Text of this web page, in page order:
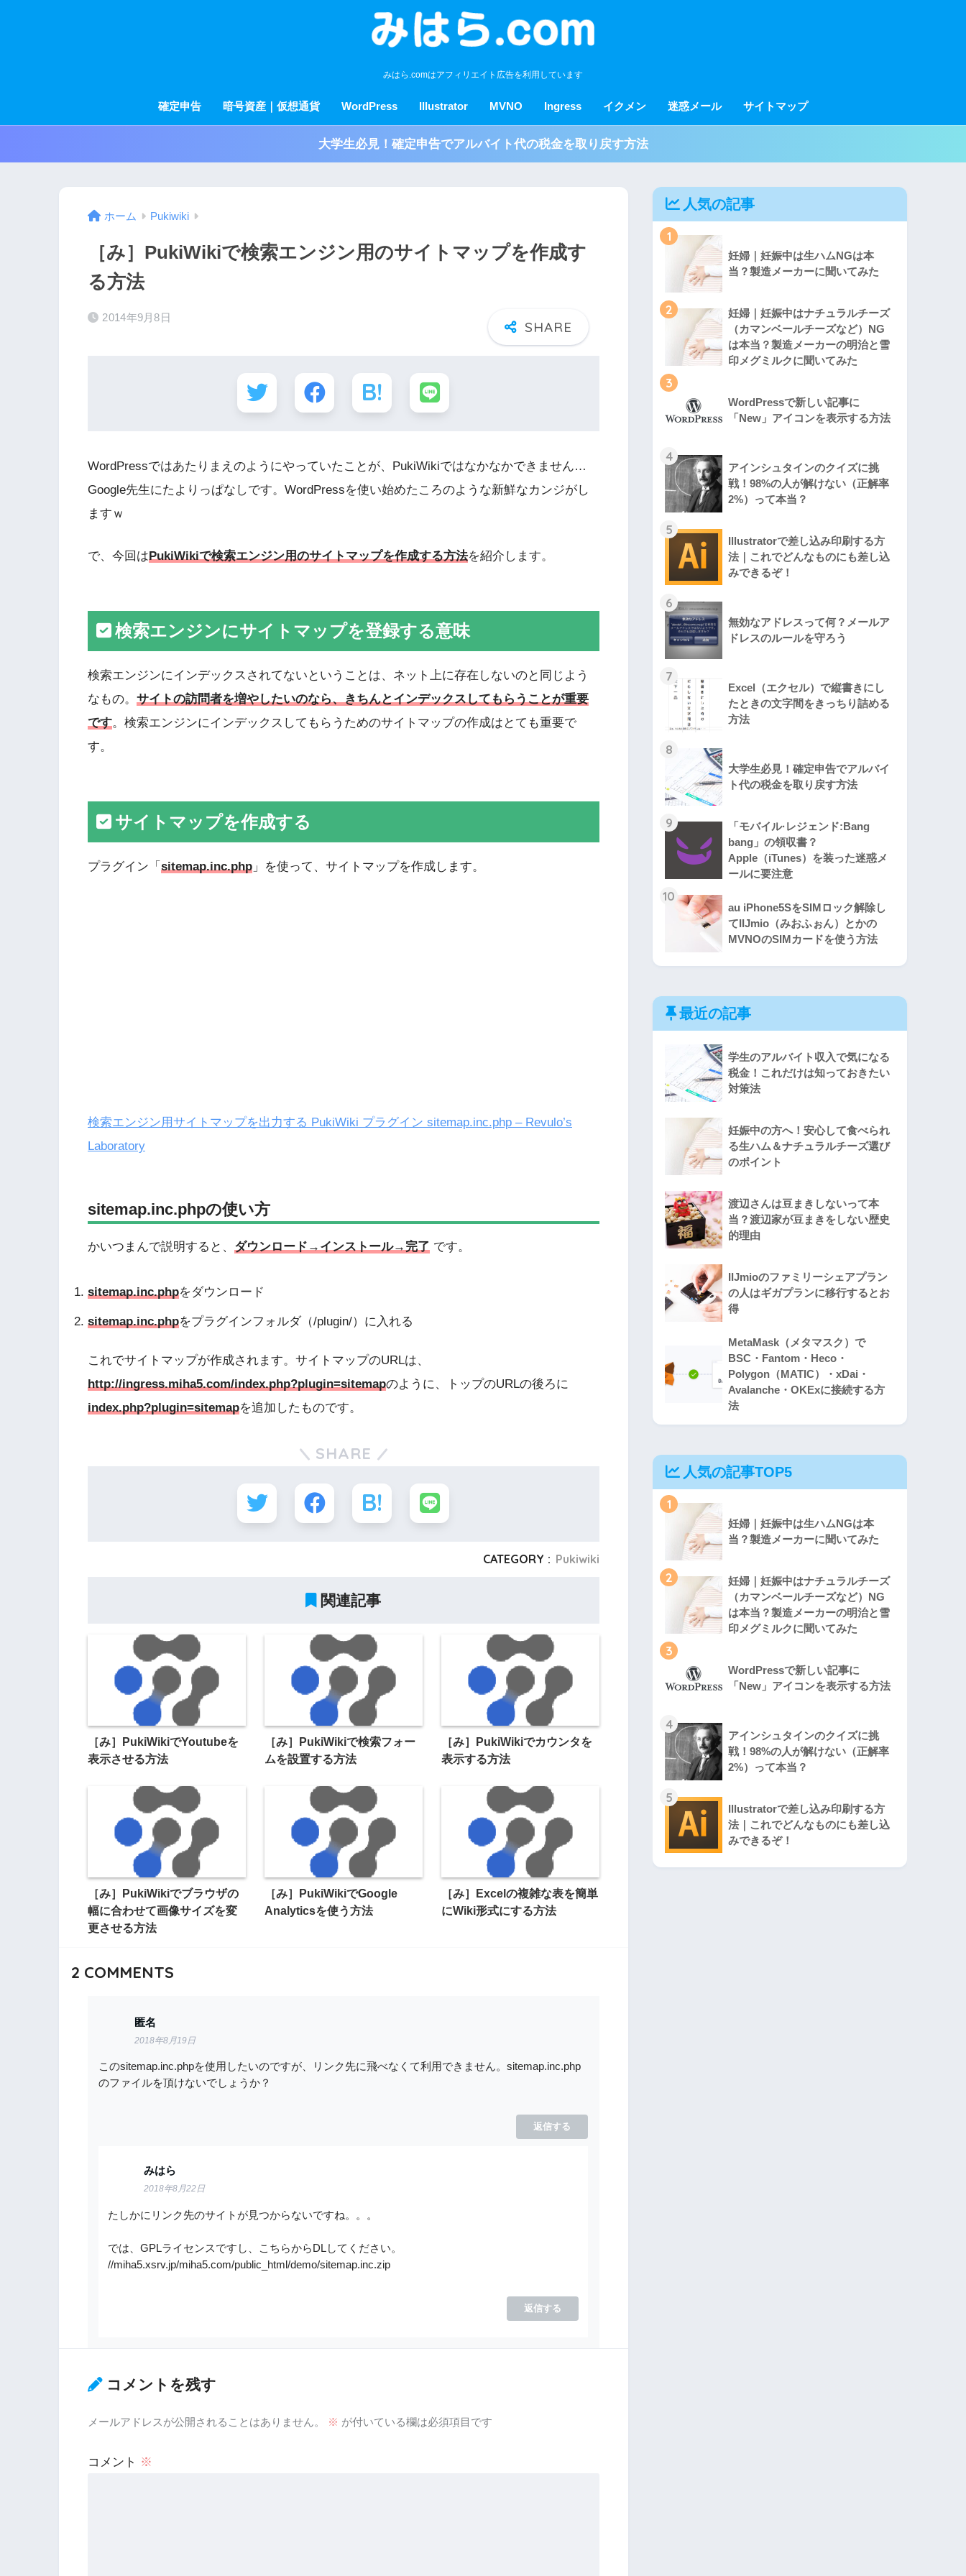
みはら.comはアフィリエイト広告を利用しています
確定申告 暗号資産｜仮想通貨 WordPress Illustrator MVNO Ingress イクメン 迷惑メール サイトマップ
大学生必見！確定申告でアルバイト代の税金を取り戻す方法
ホーム Pukiwiki
［み］PukiWikiで検索エンジン用のサイトマップを作成す
る方法
2014年9月8日
WordPressではあたりまえのようにやっていたことが、PukiWikiではなかなかできません…
Google先生にたよりっぱなしです。WordPressを使い始めたころのような新鮮なカンジがし
ますｗ
で、今回はPukiWikiで検索エンジン用のサイトマップを作成する方法を紹介します。
検索エンジンにサイトマップを登録する意味
検索エンジンにインデックスされてないということは、ネット上に存在しないのと同じよう
なもの。 サイトの訪問者を増やしたいのなら、きちんとインデックスしてもらうことが重要
です。検索エンジンにインデックスしてもらうためのサイトマップの作成はとても重要で
す。
サイトマップを作成する
プラグイン「 sitemap.inc.php 」を使って、サイトマップを作成します。
検索エンジン用サイトマップを出力する PukiWiki プラグイン sitemap.inc.php – Revulo’s
Laboratory
sitemap.inc.phpの使い方
かいつまんで説明すると、 ダウンロード→インストール→完了 です。
sitemap.inc.phpをダウンロード
sitemap.inc.phpをプラグインフォルダ（/plugin/）に入れる
これでサイトマップが作成されます。サイトマップのURLは、
http://ingress.miha5.com/index.php?plugin=sitemapのように、トップのURLの後ろに
index.php?plugin=sitemapを追加したものです。
SHARE
CATEGORY : Pukiwiki
関連記事
［み］PukiWikiでYoutubeを
表示させる方法
［み］PukiWikiで検索フォー
ムを設置する方法
［み］PukiWikiでカウンタを
表示する方法
［み］PukiWikiでブラウザの
幅に合わせて画像サイズを変
更させる方法
［み］PukiWikiでGoogle
Analyticsを使う方法
［み］Excelの複雑な表を簡単
にWiki形式にする方法
2 COMMENTS
匿名
2018年8月19日
このsitemap.inc.phpを使用したいのですが、リンク先に飛べなくて利用できません。sitemap.inc.php
のファイルを頂けないでしょうか？
返信する
みはら
2018年8月22日
たしかにリンク先のサイトが見つからないですね。。。
では、GPLライセンスですし、こちらからDLしてください。
//miha5.xsrv.jp/miha5.com/public_html/demo/sitemap.inc.zip
返信する
コメントを残す
メールアドレスが公開されることはありません。 ※ が付いている欄は必須項目です
コメント ※
人気の記事
1
妊婦｜妊娠中は生ハムNGは本
当？製造メーカーに聞いてみた
2
妊婦｜妊娠中はナチュラルチーズ
（カマンベールチーズなど）NG
は本当？製造メーカーの明治と雪
印メグミルクに聞いてみた
3
WordPressで新しい記事に
「New」アイコンを表示する方法
4
アインシュタインのクイズに挑
戦！98%の人が解けない（正解率
2%）って本当？
5
Illustratorで差し込み印刷する方
法｜これでどんなものにも差し込
みできるぞ！
6
無効なアドレスって何？メールア
ドレスのルールを守ろう
7
Excel（エクセル）で縦書きにし
たときの文字間をきっちり詰める
方法
8
大学生必見！確定申告でアルバイ
ト代の税金を取り戻す方法
9
「モバイル·レジェンド:Bang
bang」の領収書？
Apple（iTunes）を装った迷惑メ
ールに要注意
10
au iPhone5SをSIMロック解除し
てIIJmio（みおふぉん）とかの
MVNOのSIMカードを使う方法
最近の記事
学生のアルバイト収入で気になる
税金！これだけは知っておきたい
対策法
妊娠中の方へ！安心して食べられ
る生ハム＆ナチュラルチーズ選び
のポイント
渡辺さんは豆まきしないって本
当？渡辺家が豆まきをしない歴史
的理由
IIJmioのファミリーシェアプラン
の人はギガプランに移行するとお
得
MetaMask（メタマスク）で
BSC・Fantom・Heco・
Polygon（MATIC）・xDai・
Avalanche・OKExに接続する方
法
人気の記事TOP5
1
妊婦｜妊娠中は生ハムNGは本
当？製造メーカーに聞いてみた
2
妊婦｜妊娠中はナチュラルチーズ
（カマンベールチーズなど）NG
は本当？製造メーカーの明治と雪
印メグミルクに聞いてみた
3
WordPressで新しい記事に
「New」アイコンを表示する方法
4
アインシュタインのクイズに挑
戦！98%の人が解けない（正解率
2%）って本当？
5
Illustratorで差し込み印刷する方
法｜これでどんなものにも差し込
みできるぞ！